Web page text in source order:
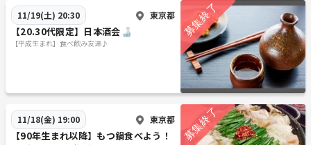
11/19(土) 20:30 東京都
【20.30代限定】日本酒会🍶
【平成生まれ】食べ飲み友達♪
11/18(金) 19:00 東京都
【90年生まれ以降】もつ鍋食べよう！